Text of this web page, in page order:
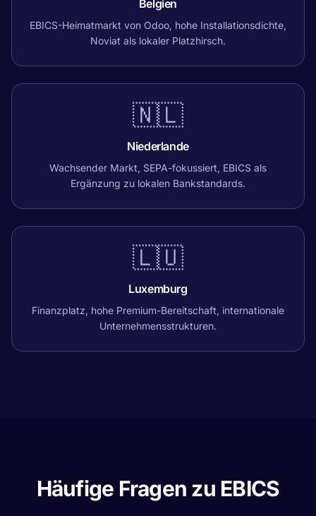
Belgien
EBICS-Heimatmarkt von Odoo, hohe Installationsdichte,
Noviat als lokaler Platzhirsch.
🇳🇱
Niederlande
Wachsender Markt, SEPA-fokussiert, EBICS als
Ergänzung zu lokalen Bankstandards.
🇱🇺
Luxemburg
Finanzplatz, hohe Premium-Bereitschaft, internationale
Unternehmensstrukturen.
Häufige Fragen zu EBICS